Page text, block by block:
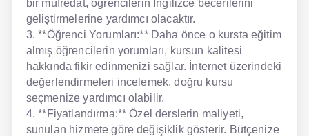
bir müfredat, öğrencilerin İngilizce becerilerini
geliştirmelerine yardımcı olacaktır.
3. **Öğrenci Yorumları:** Daha önce o kursta eğitim
almış öğrencilerin yorumları, kursun kalitesi
hakkında fikir edinmenizi sağlar. İnternet üzerindeki
değerlendirmeleri incelemek, doğru kursu
seçmenize yardımcı olabilir.
4. **Fiyatlandırma:** Özel derslerin maliyeti,
sunulan hizmete göre değişiklik gösterir. Bütçenize